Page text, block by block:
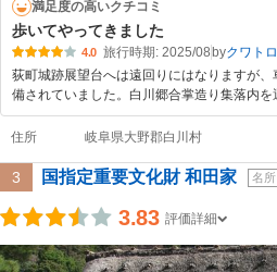
満足度の高いクチコミ
歩いてやってきました
4.0 旅行時期: 2025/08 byクワトロ
荻町城跡展望台へは遠回りにはなりますが
備されていました。白川郷合掌造り集落内を
住所 岐阜県大野郡白川村
3 国指定重要文化財 和田家 名
3.83 評価詳細